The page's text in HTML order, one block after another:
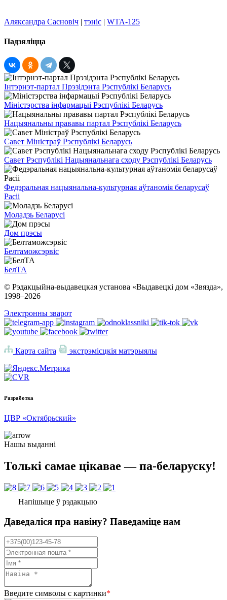
Аляксандра Сасновіч | тэніс | WTA-125
Падзяліцца
Інтэрнэт-партал Прэзідэнта Рэспублікі Беларусь
Міністэрства інфармацыі Рэспублікі Беларусь
Нацыянальны прававы партал Рэспублікі Беларусь
Савет Міністраў Рэспублікі Беларусь
Савет Рэспублікі Нацыянальнага сходу Рэспублікі Беларусь
Федэральная нацыянальна-культурная аўтаномія беларусаў
Расіі
Моладзь Беларусі
Дом прэсы
Белтаможсэрвіс
БелТА
© Рэдакцыйна-выдавецкая установа «Выдавецкі дом «Звязда»,
1998–2026
Электронны зварот
Карта сайта экстрэмісцкія матэрыялы
Разработка
ЦВР «Октябрьский»
Нашы выданні
Толькі самае цікавае — па-беларуску!
Напішыце ў рэдакцыю
Даведаліся пра навіну? Паведаміце нам
Введите символы с картинки*